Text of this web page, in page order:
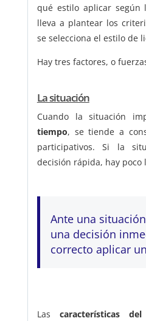
qué estilo aplicar según
lleva a plantear los
se selecciona el estilo de
Hay tres factores, o
La situación
Cuando la situación
tiempo, se tiende a
participativos. Si la
decisión rápida, hay
Ante una
una decisión
correcto aplicar
Las características